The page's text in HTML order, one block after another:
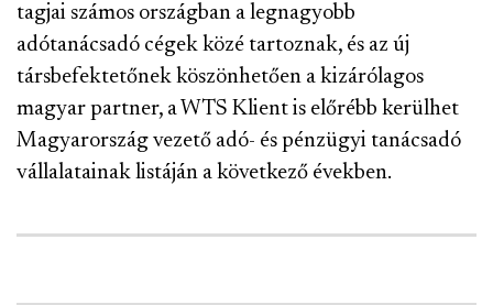
tagjai számos országban a legnagyobb
adótanácsadó cégek közé tartoznak, és az új
társbefektetőnek köszönhetően a kizárólagos
magyar partner, a WTS Klient is előrébb kerülhet
Magyarország vezető adó- és pénzügyi tanácsadó
vállalatainak listáján a következő években.